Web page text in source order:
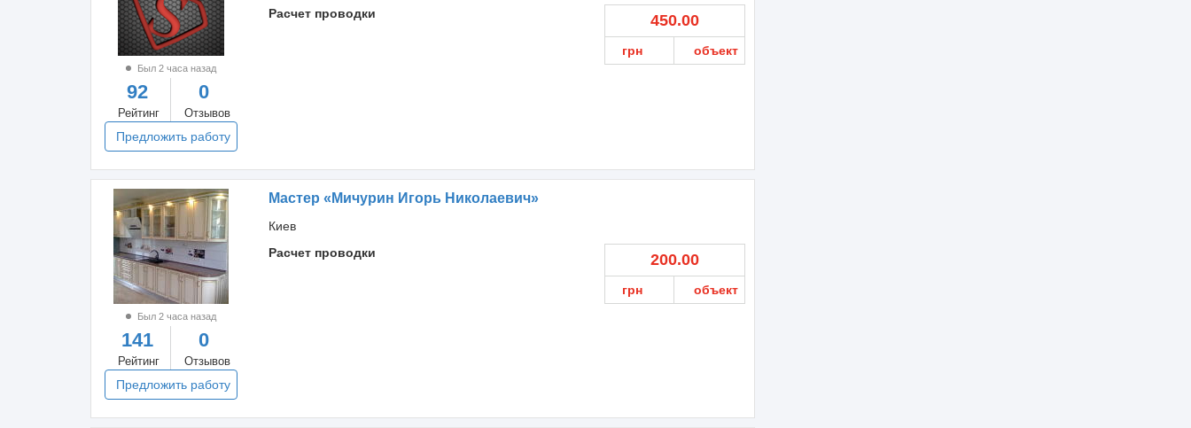
Был 2 часа назад
92
Рейтинг
0
Отзывов
Предложить работу
Расчет проводки
450.00
грн объект
Был 2 часа назад
141
Рейтинг
0
Отзывов
Предложить работу
Мастер «Мичурин Игорь Николаевич»
Киев
Расчет проводки
200.00
грн объект